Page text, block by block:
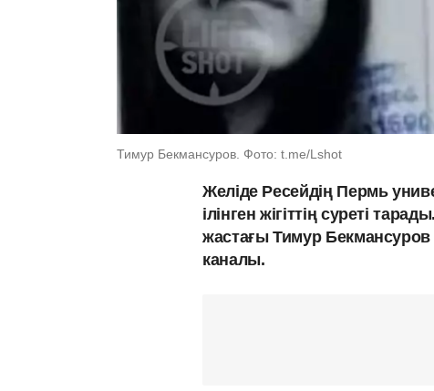
Тимур Бекмансуров. Фото: t.me/Lshot
Желіде Ресейдің Пермь
ілінген жігіттің суреті
жастағы Тимур
каналы.